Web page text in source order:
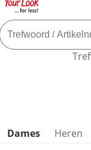
Dames Heren